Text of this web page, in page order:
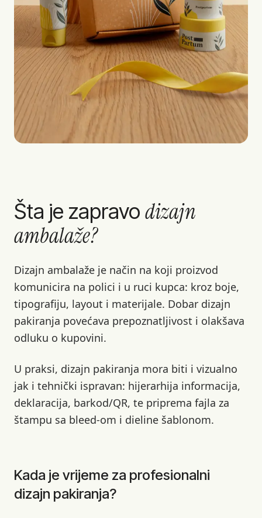
Šta je zapravo dizajn
ambalaže?
Dizajn ambalaže je način na koji proizvod
komunicira na polici i u ruci kupca: kroz boje,
tipografiju, layout i materijale. Dobar dizajn
pakiranja povećava prepoznatljivost i olakšava
odluku o kupovini.
U praksi, dizajn pakiranja mora biti i vizualno
jak i tehnički ispravan: hijerarhija informacija,
deklaracija, barkod/QR, te priprema fajla za
štampu sa bleed-om i dieline šablonom.
Kada je vrijeme za profesionalni
dizajn pakiranja?